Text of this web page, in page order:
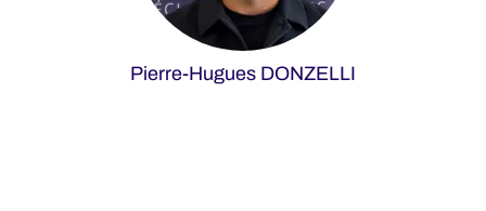
Pierre-Hugues DONZELLI